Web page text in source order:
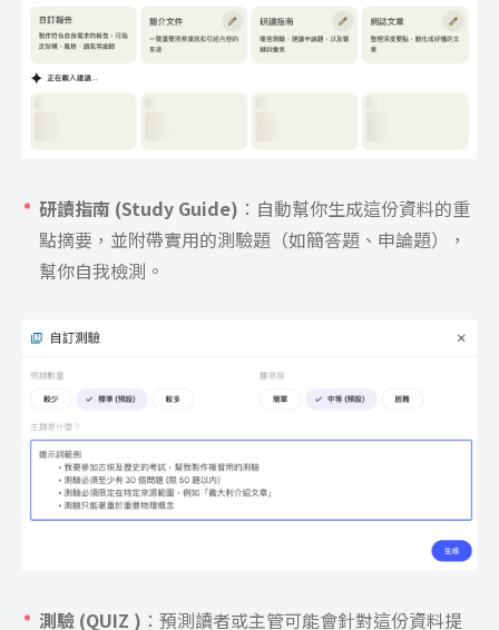
研讀指南 (Study Guide) ：自動幫你生成這份資料的重
點摘要，並附帶實用的測驗題（如簡答題、申論題），
幫你自我檢測。
測驗 (QUIZ ) ：預測讀者或主管可能會針對這份資料提